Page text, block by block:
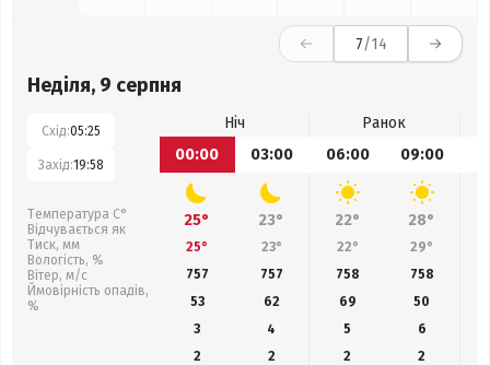
7/14
Неділя, 9 серпня
Схід:05:25
Захід:19:58
Температура С°
Відчувається як
Тиск, мм
Вологість, %
Вітер, м/с
Ймовірність опадів,
%
Ніч
Ранок
00:00
03:00 06:00 09:00
25° 23° 22° 28°
25° 23° 22° 29°
757
757 758 758
53
62 69 50
3
4 5
6
2
2 2 2